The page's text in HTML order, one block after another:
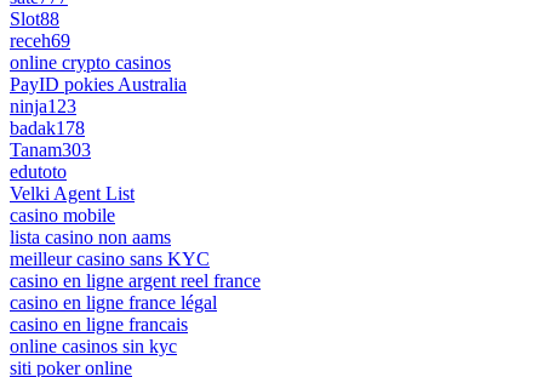
Slot88
receh69
online crypto casinos
PayID pokies Australia
ninja123
badak178
Tanam303
edutoto
Velki Agent List
casino mobile
lista casino non aams
meilleur casino sans KYC
casino en ligne argent reel france
casino en ligne france légal
casino en ligne francais
online casinos sin kyc
siti poker online